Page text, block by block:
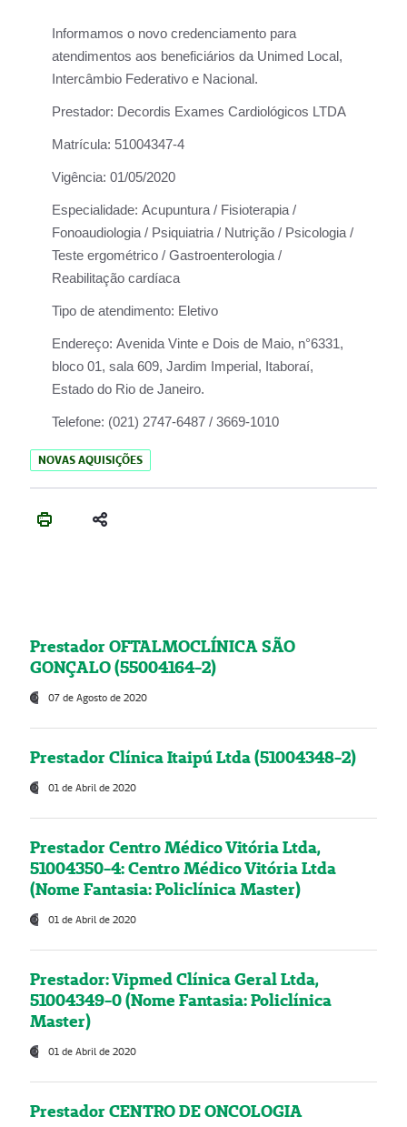
Informamos o novo credenciamento para
atendimentos aos beneficiários da Unimed Local,
Intercâmbio Federativo e Nacional.
Prestador: Decordis Exames Cardiológicos LTDA
Matrícula: 51004347-4
Vigência: 01/05/2020
Especialidade: Acupuntura / Fisioterapia /
Fonoaudiologia / Psiquiatria / Nutrição / Psicologia /
Teste ergométrico / Gastroenterologia /
Reabilitação cardíaca
Tipo de atendimento: Eletivo
Endereço: Avenida Vinte e Dois de Maio, n°6331,
bloco 01, sala 609, Jardim Imperial, Itaboraí,
Estado do Rio de Janeiro.
Telefone: (021) 2747-6487 / 3669-1010
NOVAS AQUISIÇÕES
Prestador OFTALMOCLÍNICA SÃO
GONÇALO (55004164-2)
07 de Agosto de 2020
Prestador Clínica Itaipú Ltda (51004348-2)
01 de Abril de 2020
Prestador Centro Médico Vitória Ltda,
51004350-4: Centro Médico Vitória Ltda
(Nome Fantasia: Policlínica Master)
01 de Abril de 2020
Prestador: Vipmed Clínica Geral Ltda,
51004349-0 (Nome Fantasia: Policlínica
Master)
01 de Abril de 2020
Prestador CENTRO DE ONCOLOGIA